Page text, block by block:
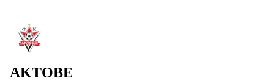
Читать далее
AKTOBE